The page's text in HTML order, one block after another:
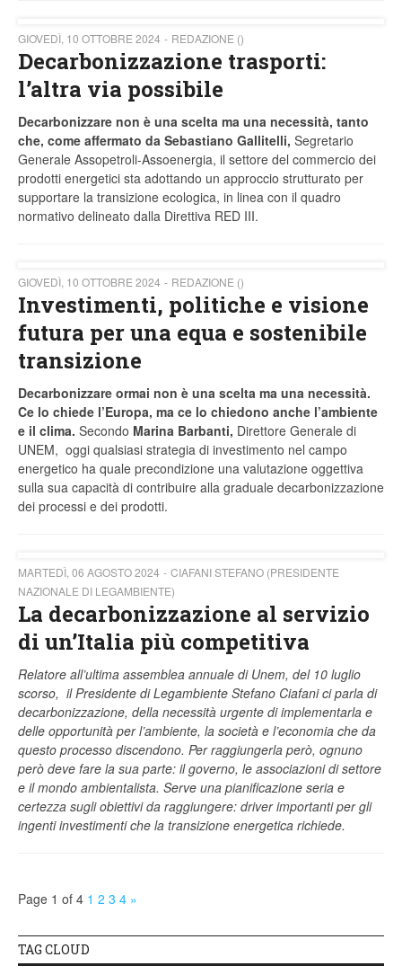
GIOVEDÌ, 10 OTTOBRE 2024 REDAZIONE ()
Decarbonizzazione trasporti:
l’altra via possibile
Decarbonizzare non è una scelta ma una necessità, tanto
che, come affermato da Sebastiano Gallitelli, Segretario
Generale Assopetroli-Assoenergia, il settore del commercio dei
prodotti energetici sta adottando un approccio strutturato per
supportare la transizione ecologica, in linea con il quadro
normativo delineato dalla Direttiva RED III.
GIOVEDÌ, 10 OTTOBRE 2024 REDAZIONE ()
Investimenti, politiche e visione
futura per una equa e sostenibile
transizione
Decarbonizzare ormai non è una scelta ma una necessità.
Ce lo chiede l’Europa, ma ce lo chiedono anche l’ambiente
e il clima. Secondo Marina Barbanti, Direttore Generale di
UNEM, oggi qualsiasi strategia di investimento nel campo
energetico ha quale precondizione una valutazione oggettiva
sulla sua capacità di contribuire alla graduale decarbonizzazione
dei processi e dei prodotti.
MARTEDÌ, 06 AGOSTO 2024
CIAFANI STEFANO (PRESIDENTE
NAZIONALE DI LEGAMBIENTE)
La decarbonizzazione al servizio
di un’Italia più competitiva
Relatore all’ultima assemblea annuale di Unem, del 10 luglio
scorso, il Presidente di Legambiente Stefano Ciafani ci parla di
decarbonizzazione, della necessità urgente di implementarla e
delle opportunità per l’ambiente, la società e l’economia che da
questo processo discendono. Per raggiungerla però, ognuno
però deve fare la sua parte: il governo, le associazioni di settore
e il mondo ambientalista. Serve una pianificazione seria e
certezza sugli obiettivi da raggiungere: driver importanti per gli
ingenti investimenti che la transizione energetica richiede.
Page 1 of 4 1 2 3 4 »
TAG CLOUD